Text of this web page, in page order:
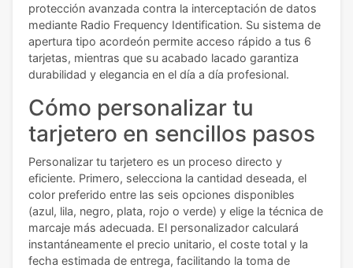
protección avanzada contra la interceptación de datos
mediante Radio Frequency Identification. Su sistema de
apertura tipo acordeón permite acceso rápido a tus 6
tarjetas, mientras que su acabado lacado garantiza
durabilidad y elegancia en el día a día profesional.
Cómo personalizar tu
tarjetero en sencillos pasos
Personalizar tu tarjetero es un proceso directo y
eficiente. Primero, selecciona la cantidad deseada, el
color preferido entre las seis opciones disponibles
(azul, lila, negro, plata, rojo o verde) y elige la técnica de
marcaje más adecuada. El personalizador calculará
instantáneamente el precio unitario, el coste total y la
fecha estimada de entrega, facilitando la toma de